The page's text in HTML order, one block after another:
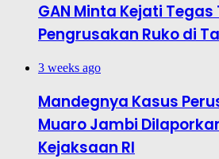
GAN Minta Kejati
Pengrusakan Ruko di
3 weeks ago
Mandegnya Kasus
Muaro Jambi
Kejaksaan RI